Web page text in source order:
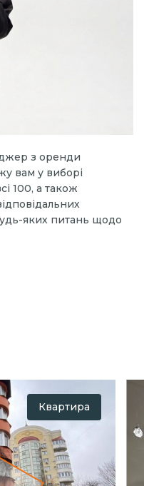
з оренди
вам у виборі
100, а також
яких питань щодо
Квартира